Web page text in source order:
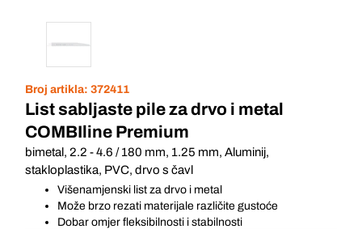
Broj artikla: 372411
List sabljaste pile za drvo i metal
COMBIline Premium
bimetal, 2.2 - 4.6 / 180 mm, 1.25 mm, Aluminij,
stakloplastika, PVC, drvo s čavl
Višenamjenski list za drvo i metal
Može brzo rezati materijale različite gustoće
Dobar omjer fleksibilnosti i stabilnosti